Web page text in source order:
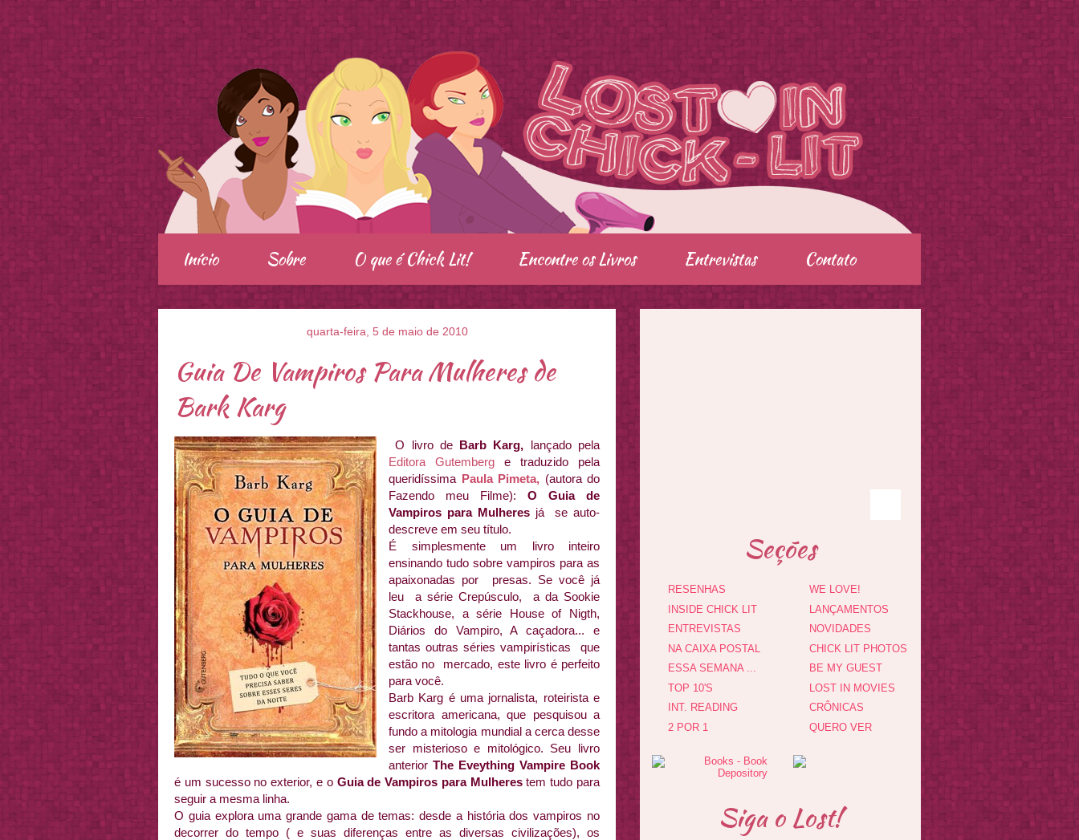
.
Início Sobre O que é Chick Lit! Encontre os Livros Entrevistas Contato
quarta-feira, 5 de maio de 2010
Guia De Vampiros Para Mulheres de
Bark Karg
O livro de Barb Karg, lançado pela
Editora Gutemberg e traduzido pela
queridíssima Paula Pimeta, (autora do
Fazendo meu Filme): O Guia de
Vampiros para Mulheresjá se auto-
descreve em seu título.
É simplesmente um livro inteiro
ensinando tudo sobre vampiros para as
apaixonadas por presas. Se você já
leu a série Crepúsculo, a da Sookie
Stackhouse, a série House of Nigth,
Diários do Vampiro, A caçadora... e
tantas outras séries vampirísticas que
estão no mercado, este livro é perfeito
para você.
Barb Karg é uma jornalista, roteirista e
escritora americana, que pesquisou a
fundo a mitologia mundial a cerca desse
ser misterioso e mitológico. Seu livro
anterior The Eveything Vampire Book
é um sucesso no exterior, e o Guia de Vampiros para Mulherestem tudo para
seguir a mesma linha.
O guia explora uma grande gama de temas: desde a história dos vampiros no
decorrer do tempo ( e suas diferenças entre as diversas civilizações), os
Seções
RESENHAS
INSIDE CHICK LIT
ENTREVISTAS
NA CAIXA POSTAL
ESSA SEMANA ...
TOP 10'S
INT. READING
2 POR 1
WE LOVE!
LANÇAMENTOS
NOVIDADES
CHICK LIT PHOTOS
BE MY GUEST
LOST IN MOVIES
CRÔNICAS
QUERO VER
Siga o Lost!